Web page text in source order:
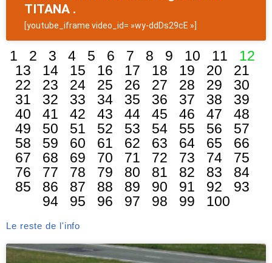
TITANA .
[youtube_iframe video_id= »wy-ddDs29cE »]
1 2 3 4 5 6 7 8 9 10 11
12
13
14 15 16 17 18 19 20
21
22
23 24 25 26 27 28 29
30
31
32 33 34 35 36 37 38
39
40
41 42 43 44 45 46 47
48
49
50 51 52 53 54 55 56
57
58
59 60 61 62 63 64 65
66
67
68 69 70 71 72 73 74
75
76
77 78 79 80 81 82 83
84
85
86 87 88 89 90 91 92
93
94
95 96 97 98 99 100
Le reste de l'info